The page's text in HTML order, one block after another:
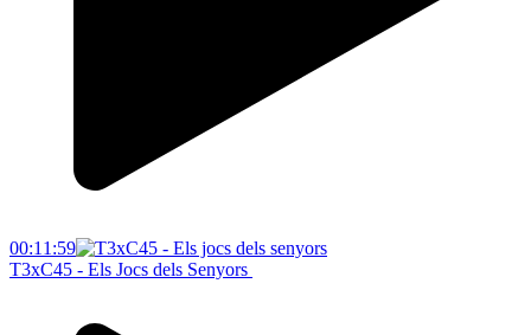
00:11:59
T3xC45 - Els Jocs dels Senyors